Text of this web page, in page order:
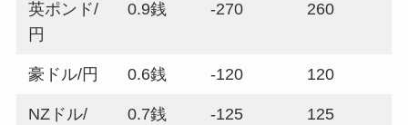
英ポンド/
円
0.9銭 -270 260
豪ドル/円 0.6銭 -120 120
NZドル/
0.7銭 -125 125